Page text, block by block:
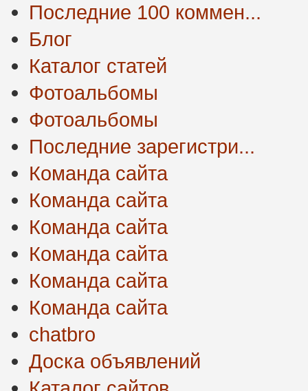
Последние 100 коммен...
Блог
Каталог статей
Фотоальбомы
Фотоальбомы
Последние зарегистри...
Команда сайта
Команда сайта
Команда сайта
Команда сайта
Команда сайта
Команда сайта
chatbro
Доска объявлений